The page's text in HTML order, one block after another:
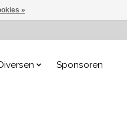
Sponsoren
»